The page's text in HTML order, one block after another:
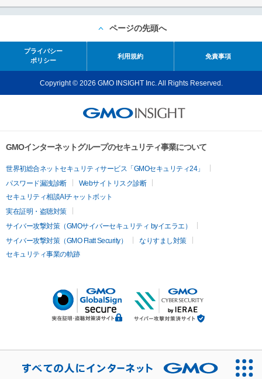
ページの先頭へ
プライバシー
ポリシー
利用規約 免責事項
Copyright © 2026 GMO INSIGHT Inc. All Rights Reserved.
GMOインターネットグループのセキュリティ事業について
世界初総合ネットセキュリティサービス「GMOセキュリティ24」
パスワード漏洩診断
Webサイトリスク診断
セキュリティ相談AIチャットボット
実在証明・盗聴対策
サイバー攻撃対策（GMOサイバーセキュリティ byイエラエ）
サイバー攻撃対策（GMO Flatt Security）
なりすまし対策
セキュリティ事業の軌跡